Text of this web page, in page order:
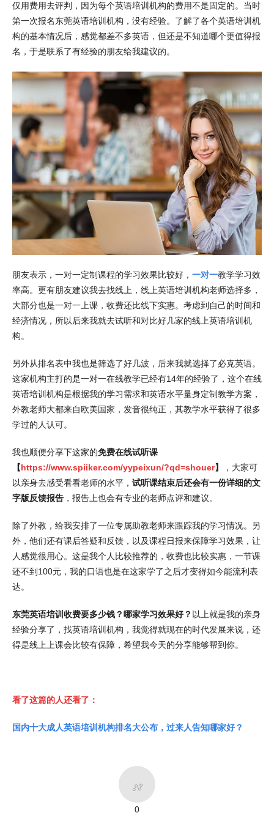
仅用费用去评判，因为每个英语培训机构的费用不是固定的。当时
第一次报名东莞英语培训机构，没有经验。了解了各个英语培训机
构的基本情况后，感觉都差不多英语，但还是不知道哪个更值得报
名，于是联系了有经验的朋友给我建议的。
朋友表示，一对一定制课程的学习效果比较好， 一对一教学学习效
率高。更有朋友建议我去找线上，线上英语培训机构老师选择多，
大部分也是一对一上课，收费还比线下实惠。考虑到自己的时间和
经济情况，所以后来我就去试听和对比好几家的线上英语培训机
构。
另外从排名表中我也是筛选了好几波，后来我就选择了必克英语。
这家机构主打的是一对一在线教学已经有14年的经验了，这个在线
英语培训机构是根据我的学习需求和英语水平量身定制教学方案，
外教老师大都来自欧美国家，发音很纯正，其教学水平获得了很多
学过的人认可。
我也顺便分享下这家的免费在线试听课
【https://www.spiiker.com/yypeixun/?qd=shouer】
，大家可
以亲身去感受看看老师的水平， 试听课结束后还会有一份详细的文
字版反馈报告 ，报告上也会有专业的老师点评和建议。
除了外教，给我安排了一位专属助教老师来跟踪我的学习情况。另
外，他们还有课后答疑和反馈，以及课程日报来保障学习效果，让
人感觉很用心。这是我个人比较推荐的，收费也比较实惠，一节课
还不到100元，我的口语也是在这家学了之后才变得如今能流利表
达。
东莞英语培训收费要多少钱？哪家学习效果好？ 以上就是我的亲身
经验分享了，找英语培训机构，我觉得就现在的时代发展来说，还
得是线上上课会比较有保障，希望我今天的分享能够帮到你。
看了这篇的人还看了：
国内十大成人英语培训机构排名大公布，过来人告知哪家好？

0